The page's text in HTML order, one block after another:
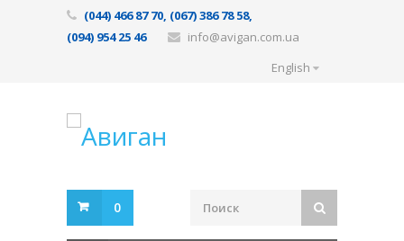
(044) 466 87 70, (067) 386 78 58,
(094) 954 25 46
info@avigan.com.ua
English
0